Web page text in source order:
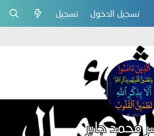
تسجيل الدخول تسجيل
محمد جابر